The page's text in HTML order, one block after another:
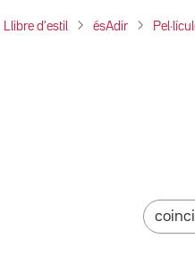
Llibre d'estil ésAdir